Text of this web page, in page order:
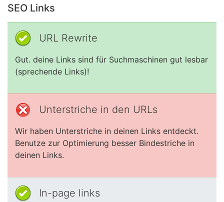
SEO Links
URL Rewrite
Gut. deine Links sind für Suchmaschinen gut lesbar
(sprechende Links)!
Unterstriche in den URLs
Wir haben Unterstriche in deinen Links entdeckt.
Benutze zur Optimierung besser Bindestriche in
deinen Links.
In-page links